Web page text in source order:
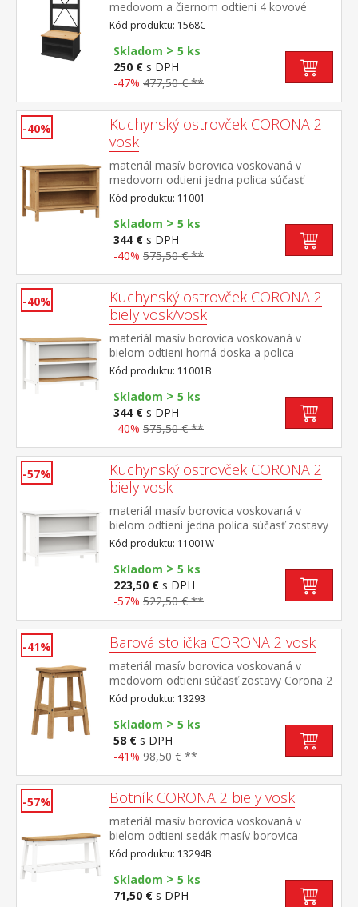
medovom a čiernom odtieni 4 kovové
háčiky, 2 otvorené police na topánky výška
sedu lavice 45 cm súčasť zostavy Corona 2
Kód produktu: 1568C
Skladom > 5 ks
250 € s DPH
-47% 477,50 € **
-40%
Kuchynský ostrovček CORONA 2
vosk
materiál masív borovica voskovaná v
medovom odtieni jedna polica súčasť
zostavy Corona 2
Kód produktu: 11001
Skladom > 5 ks
344 € s DPH
-40% 575,50 € **
-40%
Kuchynský ostrovček CORONA 2
biely vosk/vosk
materiál masív borovica voskovaná v
bielom odtieni horná doska a polica
voskovaná v medovom odtieni jedna
polica súčasť zostavy Corona 2
Kód produktu: 11001B
Skladom > 5 ks
344 € s DPH
-40% 575,50 € **
-57%
Kuchynský ostrovček CORONA 2
biely vosk
materiál masív borovica voskovaná v
bielom odtieni jedna polica súčasť zostavy
Corona 2
Kód produktu: 11001W
Skladom > 5 ks
223,50 € s DPH
-57% 522,50 € **
-41% Barová stolička CORONA 2 vosk
materiál masív borovica voskovaná v
medovom odtieni súčasť zostavy Corona 2
Kód produktu: 13293
Skladom > 5 ks
58 € s DPH
-41% 98,50 € **
-57% Botník CORONA 2 biely vosk
materiál masív borovica voskovaná v
bielom odtieni sedák masív borovica
voskovaná v medovom odtieni súčasť
zostavy Corona 2 biela
Kód produktu: 13294B
Skladom > 5 ks
71,50 € s DPH